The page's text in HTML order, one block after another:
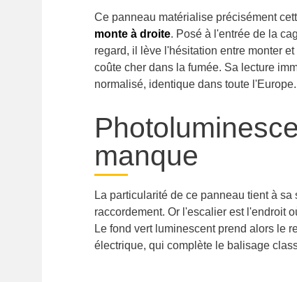
Ce panneau matérialise précisément
monte à droite. Posé à l'entrée de la
regard, il lève l'hésitation entre monter
coûte cher dans la fumée. Sa lecture
normalisé, identique dans toute l'Europe.
manque
La particularité de ce panneau tient à
raccordement. Or l'escalier est l'endroit
Le fond vert luminescent prend alors le
électrique, qui complète le balisage